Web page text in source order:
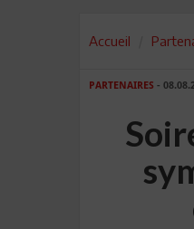
Accueil
PARTENAIRES -